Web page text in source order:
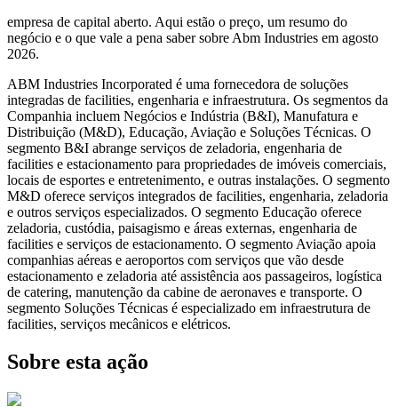
empresa de capital aberto. Aqui estão o preço, um resumo do
negócio e o que vale a pena saber sobre Abm Industries em agosto
2026.
ABM Industries Incorporated é uma fornecedora de soluções
integradas de facilities, engenharia e infraestrutura. Os segmentos da
Companhia incluem Negócios e Indústria (B&I), Manufatura e
Distribuição (M&D), Educação, Aviação e Soluções Técnicas. O
segmento B&I abrange serviços de zeladoria, engenharia de
facilities e estacionamento para propriedades de imóveis comerciais,
locais de esportes e entretenimento, e outras instalações. O segmento
M&D oferece serviços integrados de facilities, engenharia, zeladoria
e outros serviços especializados. O segmento Educação oferece
zeladoria, custódia, paisagismo e áreas externas, engenharia de
facilities e serviços de estacionamento. O segmento Aviação apoia
companhias aéreas e aeroportos com serviços que vão desde
estacionamento e zeladoria até assistência aos passageiros, logística
de catering, manutenção da cabine de aeronaves e transporte. O
segmento Soluções Técnicas é especializado em infraestrutura de
facilities, serviços mecânicos e elétricos.
Sobre esta ação